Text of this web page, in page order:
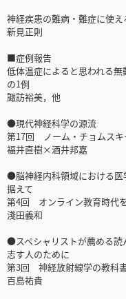
神経疾患の難病・難症に使え
新見正則
■症例報告
低体温症によると思われる
の1例
諏訪裕美，他
●現代神経科学の源流
第17回 ノーム・チョムスキ
福井直樹×酒井邦嘉
●脳神経内科領域における
据えて
第4回 オンライン教育時代
淺田義和
●スペシャリストが薦める
志す人のために
第3回 神経放射線学の教科
百島祐貴